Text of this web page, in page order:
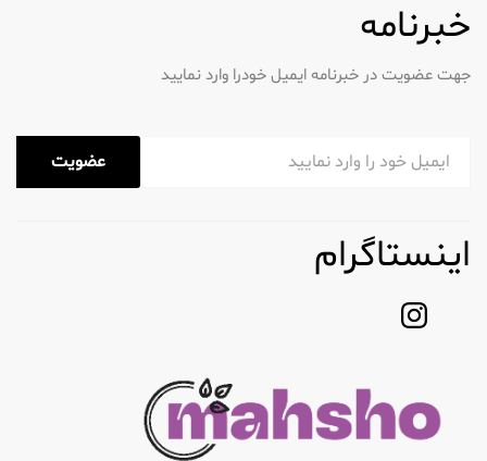
خبرنامه
جهت عضویت در خبرنامه ایمیل خودرا وارد نمایید
عضویت
اینستاگرام